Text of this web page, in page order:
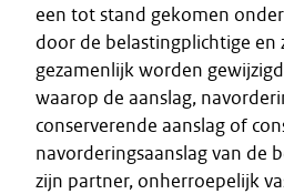
een tot stand gekomen
door de belastingplichtige en
gezamenlijk worden
waarop de aanslag,
conserverende aanslag of
navorderingsaanslag van de
zijn partner, onherroepelijk